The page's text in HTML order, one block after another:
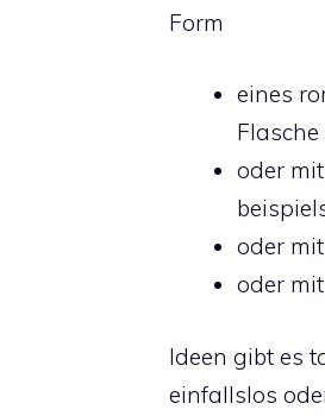
Form
eines
oder
oder
oder
Ideen gibt es
einfallslos